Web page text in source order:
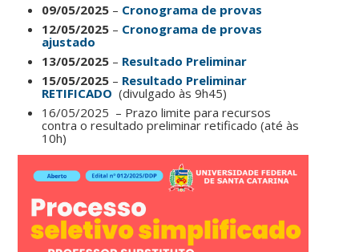
09/05/2025 – Cronograma de provas
12/05/2025 – Cronograma de provas
ajustado
13/05/2025 – Resultado Preliminar
15/05/2025 – Resultado Preliminar
RETIFICADO (divulgado às 9h45)
16/05/2025 – Prazo limite para recursos
contra o resultado preliminar retificado (até às
10h)